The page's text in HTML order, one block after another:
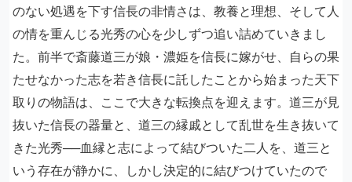
のない処遇を下す信長の非情さは、教養と理想、そして人
の情を重んじる光秀の心を少しずつ追い詰めていきまし
た。前半で斎藤道三が娘・濃姫を信長に嫁がせ、自らの果
たせなかった志を若き信長に託したことから始まった天下
取りの物語は、ここで大きな転換点を迎えます。道三が見
抜いた信長の器量と、道三の縁戚として乱世を生き抜いて
きた光秀──血縁と志によって結びついた二人を、道三と
いう存在が静かに、しかし決定的に結びつけていたので